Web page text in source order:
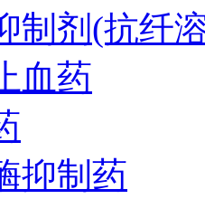
制剂(抗纤
血药
抑制药